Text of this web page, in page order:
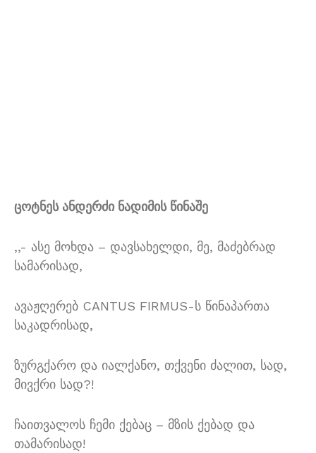
ცოტნეს ანდერძი ნადიმის წინაშე
,,- ასე მოხდა – დავსახელდი, მე, მაძებრად
სამარისად,
ავაჟღერებ CANTUS FIRMUS-ს წინაპართა
საკადრისად,
ზურგქარო და იალქანო, თქვენი ძალით, სად,
მივქრი სად?!
ჩაითვალოს ჩემი ქებაც – მზის ქებად და
თამარისად!